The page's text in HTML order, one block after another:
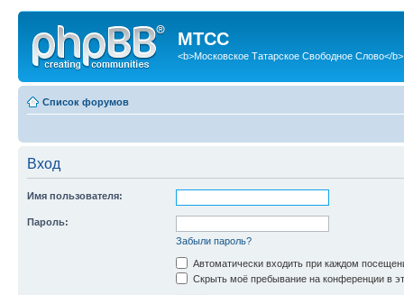
МТСС
<b>Московское Татарское Свободное Слово</b>
Список форумов
Вход
Имя пользователя:
Пароль:
Забыли пароль?
Автоматически входить при каждом
Скрыть моё пребывание на конференции в